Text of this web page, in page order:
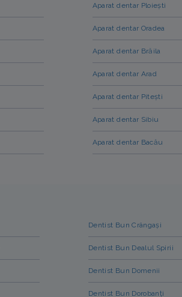
Aparat dentar Ploiești
Aparat dentar Oradea
Aparat dentar Brăila
Aparat dentar Arad
Aparat dentar Pitești
Aparat dentar Sibiu
Aparat dentar Bacău
Dentist Bun Crângași
Dentist Bun Dealul Spirii
Dentist Bun Domenii
Dentist Bun Dorobanți